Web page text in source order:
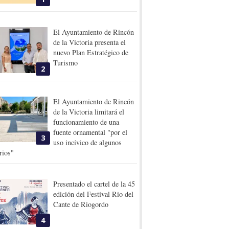
2
El Ayuntamiento de Rincón
de la Victoria presenta el
nuevo Plan Estratégico de
Turismo
3
El Ayuntamiento de Rincón
de la Victoria limitará el
funcionamiento de una
fuente ornamental "por el
uso incívico de algunos
4
Presentado el cartel de la 45
edición del Festival Rio del
Cante de Riogordo